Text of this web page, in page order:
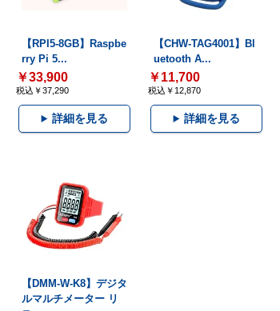
【RPI5-8GB】Raspbe
rry Pi 5...
￥33,900
税込￥37,290
詳細を見る
【CHW-TAG4001】Bl
uetooth A...
￥11,700
税込￥12,870
詳細を見る
【DMM-W-K8】デジタ
ルマルチメーター リ